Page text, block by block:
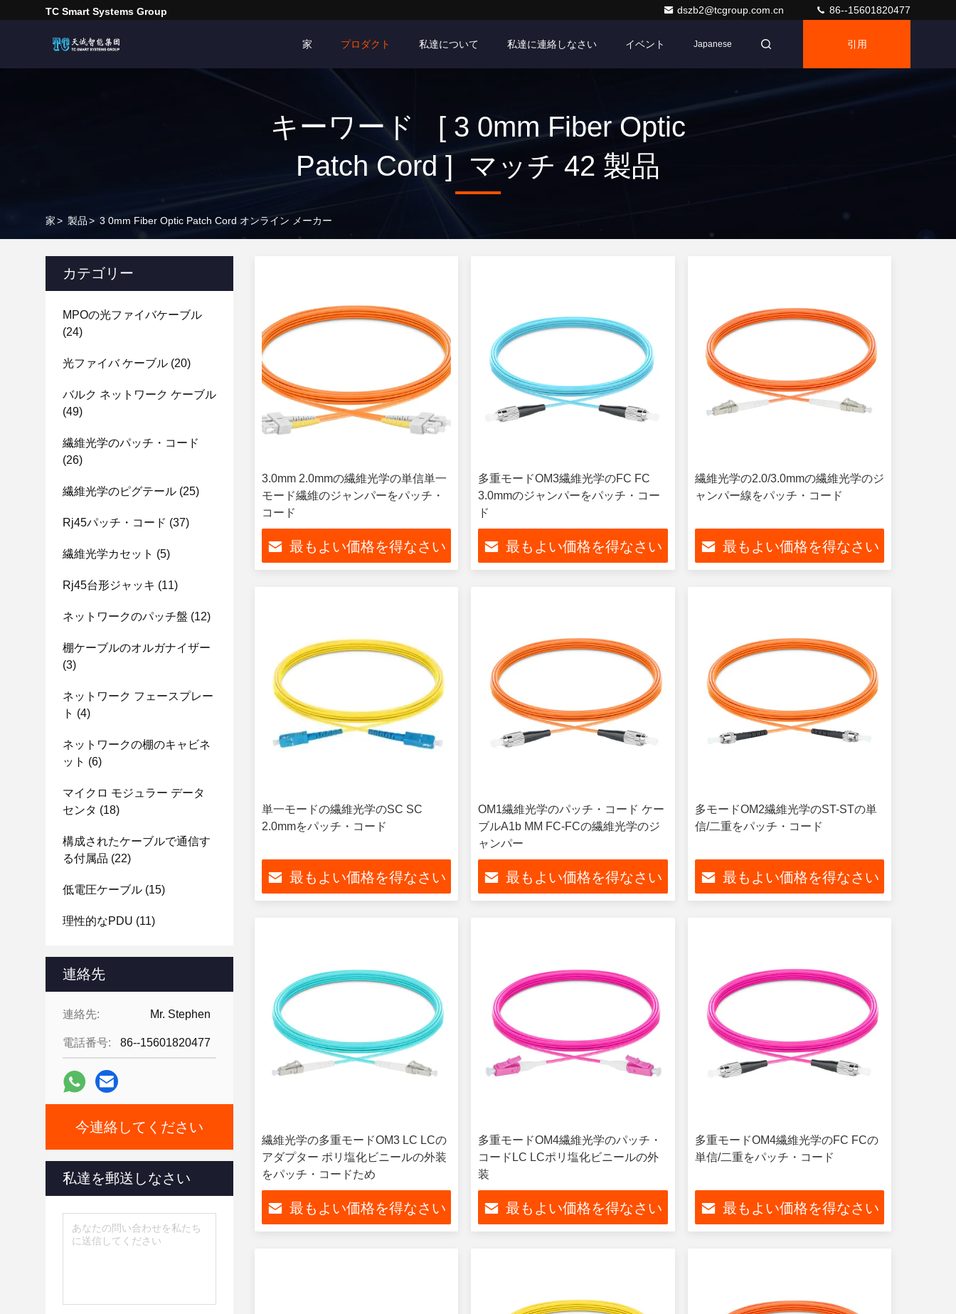
TC Smart Systems Group dszb2@tcgroup.com.cn 86--15601820477
家 プロダクト 私達について 私達に連絡しなさい イベント Japanese 引用
キーワード [ 3 0mm Fiber Optic
Patch Cord ] マッチ 42 製品
家> 製品> 3 0mm Fiber Optic Patch Cord オンライン メーカー
カテゴリー
MPOの光ファイバケーブル
(24)
光ファイバ ケーブル (20)
バルク ネットワーク ケーブル
(49)
繊維光学のパッチ・コード
(26)
繊維光学のピグテール (25)
Rj45パッチ・コード (37)
繊維光学カセット (5)
Rj45台形ジャッキ (11)
ネットワークのパッチ盤 (12)
棚ケーブルのオルガナイザー
(3)
ネットワーク フェースプレー
ト (4)
ネットワークの棚のキャビネ
ット (6)
マイクロ モジュラー データ
センタ (18)
構成されたケーブルで通信す
る付属品 (22)
低電圧ケーブル (15)
理性的なPDU (11)
連絡先
連絡先: Mr. Stephen
電話番号: 86--15601820477
今連絡してください
私達を郵送しなさい
3.0mm 2.0mmの繊維光学の単信単一
モード繊維のジャンパーをパッチ・
コード
最もよい価格を得なさい
多重モードOM3繊維光学のFC FC
3.0mmのジャンパーをパッチ・コー
ド
最もよい価格を得なさい
繊維光学の2.0/3.0mmの繊維光学のジ
ャンパー線をパッチ・コード
最もよい価格を得なさい
単一モードの繊維光学のSC SC
2.0mmをパッチ・コード
最もよい価格を得なさい
OM1繊維光学のパッチ・コード ケー
ブルA1b MM FC-FCの繊維光学のジ
ャンパー
最もよい価格を得なさい
多モードOM2繊維光学のST-STの単
信/二重をパッチ・コード
最もよい価格を得なさい
繊維光学の多重モードOM3 LC LCの
アダプター ポリ塩化ビニールの外装
をパッチ・コードため
最もよい価格を得なさい
多重モードOM4繊維光学のパッチ・
コードLC LCポリ塩化ビニールの外
装
最もよい価格を得なさい
多重モードOM4繊維光学のFC FCの
単信/二重をパッチ・コード
最もよい価格を得なさい